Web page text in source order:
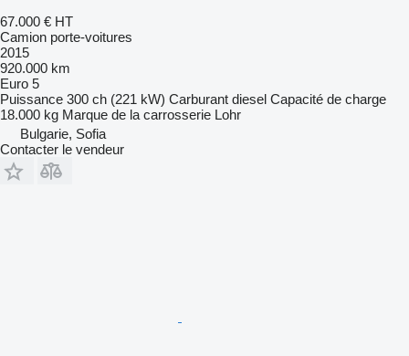
67.000 € HT
Camion porte-voitures
2015
920.000 km
Euro 5
Puissance 300 ch (221 kW) Carburant diesel Capacité de charge
18.000 kg Marque de la carrosserie Lohr
Bulgarie, Sofia
Contacter le vendeur